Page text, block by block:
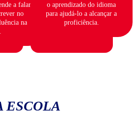
a falar,
no
na
o aprendizado do idioma
para ajudá-lo a alcançar a
proficiência.
ESCOLA